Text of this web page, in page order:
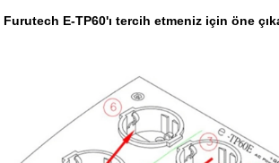
Furutech E-TP60'ı tercih etmeniz için öne